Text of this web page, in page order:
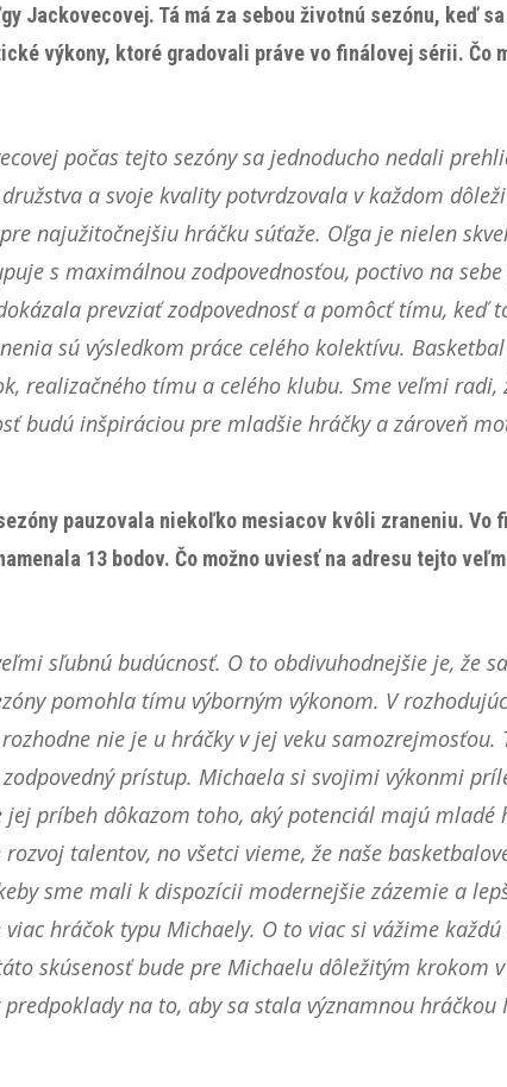
Jackovecovej. Tá má za sebou životnú sezónu, keď
výkony, ktoré gradovali práve vo finálovej sérii. Čo
počas tejto sezóny sa jednoducho nedali
a svoje kvality potvrdzovala v každom
najužitočnejšiu hráčku súťaže. Oľga je nielen
s maximálnou zodpovednosťou, poctivo na
prevziať zodpovednosť a pomôcť tímu, keď
sú výsledkom práce celého kolektívu.
realizačného tímu a celého klubu. Sme veľmi radi,
budú inšpiráciou pre mladšie hráčky a zároveň
pauzovala niekoľko mesiacov kvôli zraneniu. Vo
13 bodov. Čo možno uviesť na adresu tejto
sľubnú budúcnosť. O to obdivuhodnejšie je, že sa
pomohla tímu výborným výkonom. V
nie je u hráčky v jej veku samozrejmosťou.
prístup. Michaela si svojimi výkonmi
príbeh dôkazom toho, aký potenciál majú mladé
talentov, no všetci vieme, že naše
sme mali k dispozícii modernejšie zázemie a
hráčok typu Michaely. O to viac si vážime
skúsenosť bude pre Michaelu dôležitým krokom
na to, aby sa stala významnou hráčkou